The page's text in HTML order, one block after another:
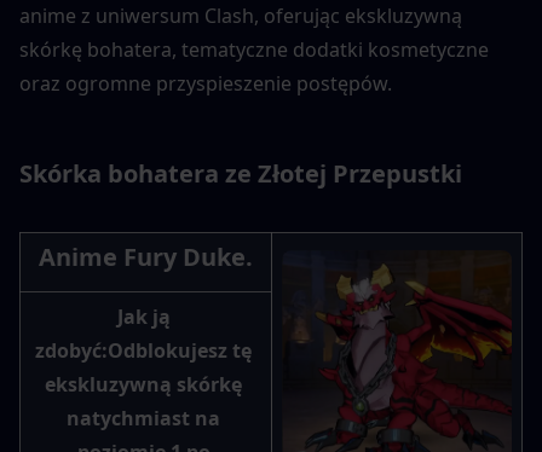
anime z uniwersum Clash, oferując ekskluzywną
skórkę bohatera, tematyczne dodatki kosmetyczne
oraz ogromne przyspieszenie postępów.
Skórka bohatera ze Złotej Przepustki
Anime Fury Duke.
Jak ją
zdobyć:Odblokujesz tę
ekskluzywną skórkę
natychmiast na